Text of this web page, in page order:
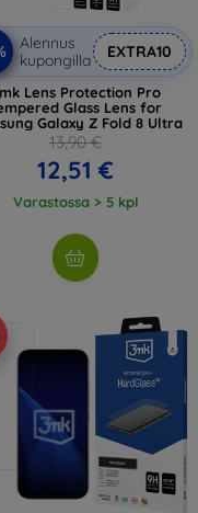
Alennus
kupongilla
EXTRA10
Lens Protection Pro
Glass Lens for
Galaxy Z Fold 8 Ultra
13,90 €
12,51 €
Varastossa > 5 kpl